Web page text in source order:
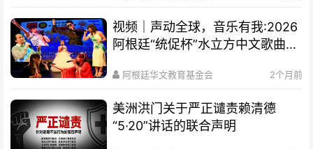
视频｜声动全球，音乐有我:2026
阿根廷“统促杯”水立方中文歌曲大
阿根廷华文教育基金会 2个月前
美洲洪门关于严正谴责赖清德
“5·20”讲话的联合声明